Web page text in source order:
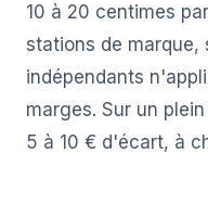
10 à 20 centimes
stations de
indépendants
marges. Sur un
5 à 10 € d'écart, à